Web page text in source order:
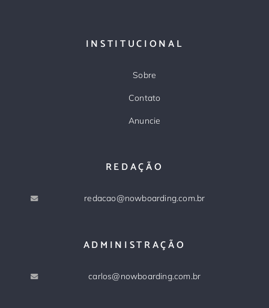
INSTITUCIONAL
Sobre
Contato
Anuncie
REDAÇÃO
redacao@nowboarding.com.br
ADMINISTRAÇÃO
carlos@nowboarding.com.br